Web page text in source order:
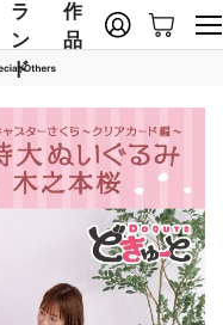
ラ
ン
ド
作
品